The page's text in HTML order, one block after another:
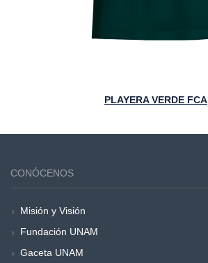
PLAYERA VERDE FCA
CONÓCENOS
Misión y Visión
Fundación UNAM
Gaceta UNAM